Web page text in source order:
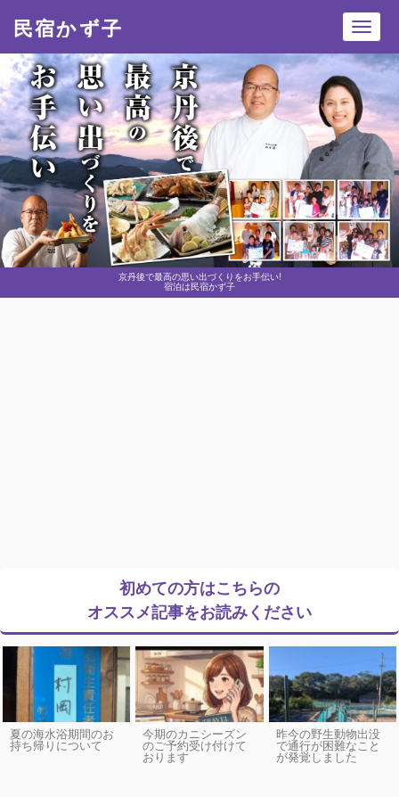
京丹後で最高の思い出づくりをお手伝い!
宿泊は民宿かず子
民宿かず子
初めての方はこちらの
オススメ記事をお読みください
夏の海水浴期間のお
持ち帰りについて
今期のカニシーズン
のご予約受け付けて
おります
昨今の野生動物出没
で通行が困難なこと
が発覚しました